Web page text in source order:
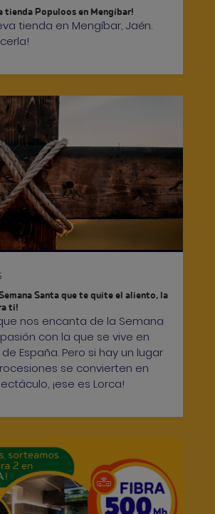
tienda Populoos en Mengíbar!
tienda en Mengíbar, Jaén.
Semana Santa que te quite el aliento, la
ti!
nos encanta de la Semana
con la que se vive en
España. Pero si hay un lugar
se convierten en
¡ese es Lorca!